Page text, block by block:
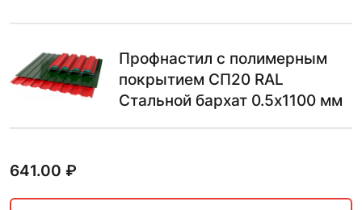
Профнастил с полимерным
покрытием СП20 RAL
Стальной бархат 0.5х1100 мм
641.00 ₽